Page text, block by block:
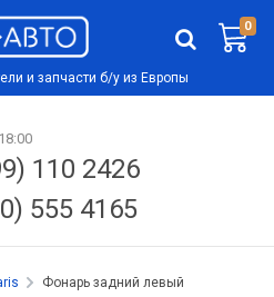
0
и запчасти б/у из Европы
110 2426
555 4165
Фонарь задний левый